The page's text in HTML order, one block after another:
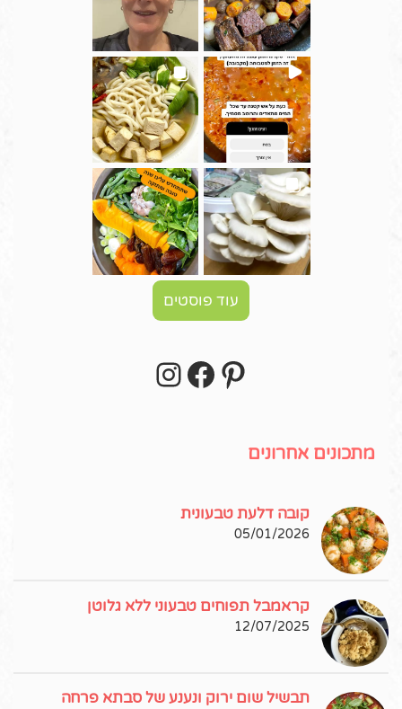
עוד פוסטים
Pinterest
Facebook
מתכונים אחרונים
קובה דלעת טבעונית
05/01/2026
קראמבל תפוחים טבעוני ללא גלוטן
12/07/2025
תבשיל שום ירוק ונענע של סבתא פרחה